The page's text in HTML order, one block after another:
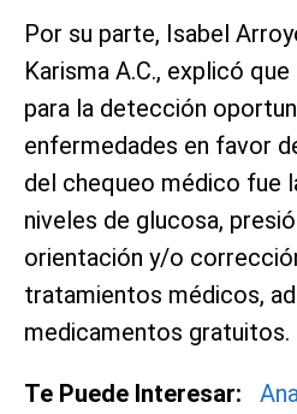
Por su parte, Isabel
Karisma A.C., explicó
para la detección
enfermedades en favor
del chequeo médico fue
niveles de glucosa,
orientación y/o
tratamientos médicos,
medicamentos gratuitos.
Te Puede Interesar: